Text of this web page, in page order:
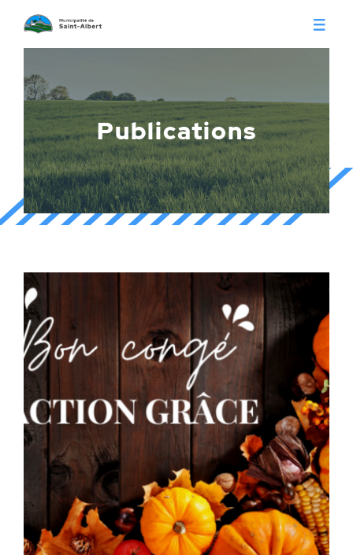
Infos pratiques
Citoyens
Séances du conseil
Appels d'offre
Avis publics
Parcs et loisirs
Réglementation
Travaux publics
Conseil municipal
Calendrier municipal
Publications
Contact
Membres
Parc canin
Publications